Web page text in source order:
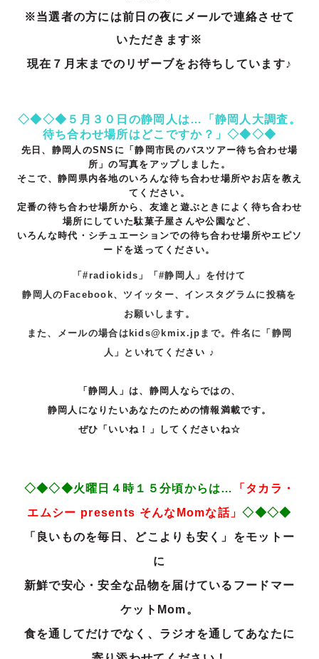
※当選者の方には前日の夜にメールで連絡させて
いただきます※
現在７ 月末までのリザーブをお待ちしています♪
◇◆◇◆５月３０日の静岡人は…「静岡人大調査。
待ち合わせ場所はどこですか？」◇◆◇◆
先日、静岡人のSNSに「静岡市民のバスツアー待ち合わせ場
所」の写真をアップしました。
そこで、静岡県内各地のいろんな待ち合わせ場所やお店を教え
てください。
定番の待ち合わせ場所から、友達と遊ぶときによく待ち合わせ
場所にしていた駄菓子屋さんや公園など、
いろんな時代・シチュエーションでの待ち合わせ場所やエピソ
ードを送ってください。
「#radiokids」「#静岡人」を付けて
静岡人のFacebook、ツイッター、インスタグラムに投稿を
お願いします。
また、メールの場合はkids@kmix.jpまで。件名に「静岡
人」といれてください ♪
「静岡人」は、静岡人ならではの、
静岡人になりたいあなたのための情報満載です。
ぜひ「いいね！」してくださいね☆
◇◆◇◆火曜日４時１５分頃からは…
「タカラ・
エムシー presents そんな Momな話」◇◆◇◆
「良いものを毎日、どこよりも安く」をモットー
に
新鮮で安心・安全な品物を届けているフードマー
ケットMom。
食を通してだけでなく、ラジオを通してあなたに